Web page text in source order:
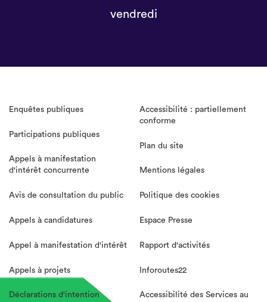
vendredi
Enquêtes publiques
Participations publiques
Appels à manifestation
d'intérêt concurrente
Avis de consultation du public
Appels à candidatures
Appel à manifestation d'intérêt
Appels à projets
Déclarations d'intention
Accessibilité : partiellement
conforme
Plan du site
Mentions légales
Politique des cookies
Espace Presse
Rapport d'activités
Inforoutes22
Accessibilité des Services au